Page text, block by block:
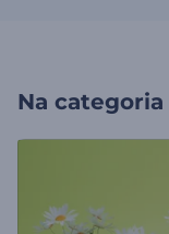
Na categoria